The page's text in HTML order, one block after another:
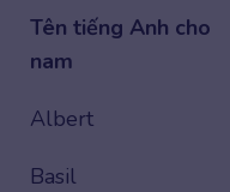
Tên tiếng Anh cho
nam
Albert
Basil